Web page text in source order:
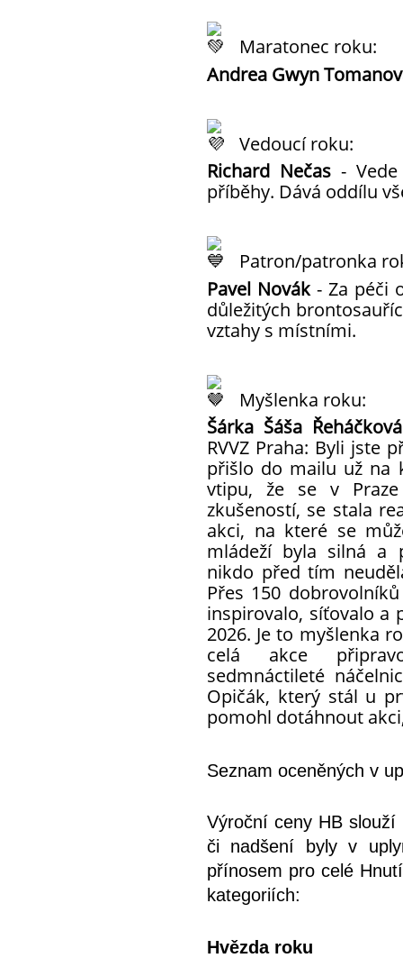
Maratonec roku:
Andrea Gwyn
Vedoucí roku:
Richard Nečas -
příběhy. Dává oddílu
Patron/patronka
Pavel Novák- Za péči
důležitých
vztahy s místními.
Myšlenka roku:
Šárka Šáša
RVVZ Praha: Byli jste
přišlo do mailu už na
vtipu, že se v Praze
zkušeností, se stala
akci, na které se
mládeží byla silná a
nikdo před tím
Přes 150
inspirovalo, síťovalo a
2026. Je to myšlenka
celá akce
sedmnáctileté
Opičák, který stál u
pomohl dotáhnout
Seznam oceněných v
Výroční ceny HB
či nadšení byly v
přínosem pro celé
kategoriích:
Hvězda roku